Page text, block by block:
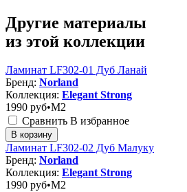
Другие материалы
из этой коллекции
Ламинат LF302-01 Дуб Ланай
Бренд: Norland
Коллекция: Elegant Strong
1990 руб•M2
Сравнить В избранное
В корзину
Ламинат LF302-02 Дуб Малуку
Бренд: Norland
Коллекция: Elegant Strong
1990 руб•M2